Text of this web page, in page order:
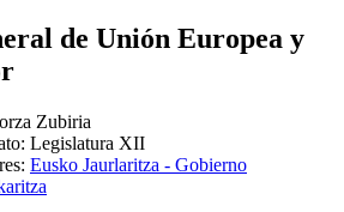
de Unión Europea y
Zubiria
: Legislatura XII
: Eusko Jaurlaritza - Gobierno